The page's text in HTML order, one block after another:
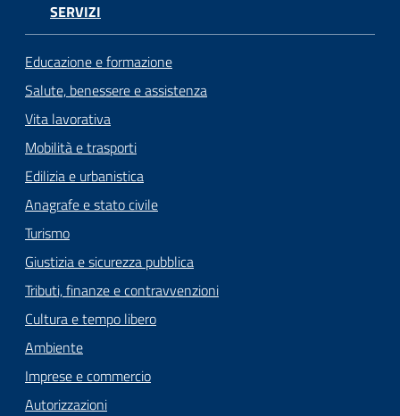
SERVIZI
Educazione e formazione
Salute, benessere e assistenza
Vita lavorativa
Mobilità e trasporti
Edilizia e urbanistica
Anagrafe e stato civile
Turismo
Giustizia e sicurezza pubblica
Tributi, finanze e contravvenzioni
Cultura e tempo libero
Ambiente
Imprese e commercio
Autorizzazioni